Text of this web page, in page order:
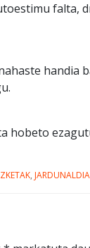
falta,
handia
hobeto
,